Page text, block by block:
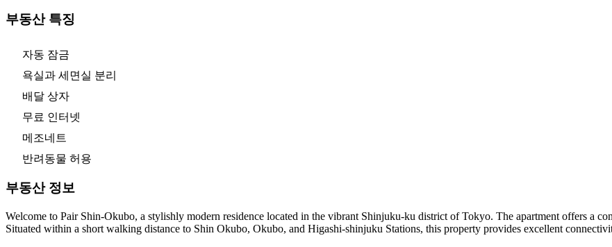
부동산 특징
자동 잠금
욕실과 세면실 분리
배달 상자
무료 인터넷
메조네트
반려동물 허용
부동산 정보
Welcome to Pair Shin-Okubo, a stylishly modern residence located in the vibrant Shinjuku-ku district of Tokyo. The apartment offers a
Situated within a short walking distance to Shin Okubo, Okubo, and Higashi-shinjuku Stations, this property provides excellent